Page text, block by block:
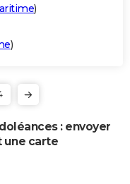
)
)
: envoyer
une carte